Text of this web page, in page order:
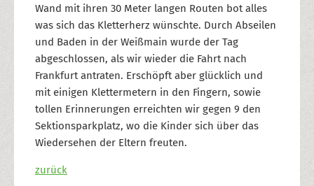
Wand mit ihren 30 Meter langen Routen bot alles
was sich das Kletterherz wünschte. Durch Abseilen
und Baden in der Weißmain wurde der Tag
abgeschlossen, als wir wieder die Fahrt nach
Frankfurt antraten. Erschöpft aber glücklich und
mit einigen Klettermetern in den Fingern, sowie
tollen Erinnerungen erreichten wir gegen 9 den
Sektionsparkplatz, wo die Kinder sich über das
Wiedersehen der Eltern freuten.
zurück